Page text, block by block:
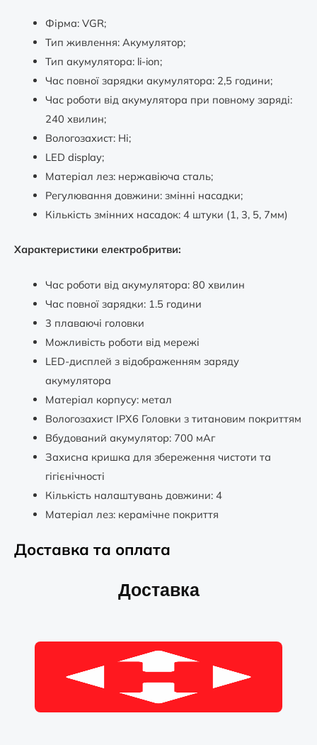
Фірма: VGR;
Тип живлення: Акумулятор;
Тип акумулятора: li-ion;
Час повної зарядки акумулятора: 2,5 години;
Час роботи від акумулятора при повному заряді:
240 хвилин;
Вологозахист: Ні;
LED display;
Матеріал лез: нержавіюча сталь;
Регулювання довжини: змінні насадки;
Кількість змінних насадок: 4 штуки (1, 3, 5, 7мм)
Характеристики електробритви:
Час роботи від акумулятора: 80 хвилин
Час повної зарядки: 1.5 години
3 плаваючі головки
Можливість роботи від мережі
LED-дисплей з відображенням заряду
акумулятора
Матеріал корпусу: метал
Вологозахист IPX6 Головки з титановим покриттям
Вбудований акумулятор: 700 мАг
Захисна кришка для збереження чистоти та
гігієнічності
Кількість налаштувань довжини: 4
Матеріал лез: керамічне покриття
Доставка та оплата
Доставка